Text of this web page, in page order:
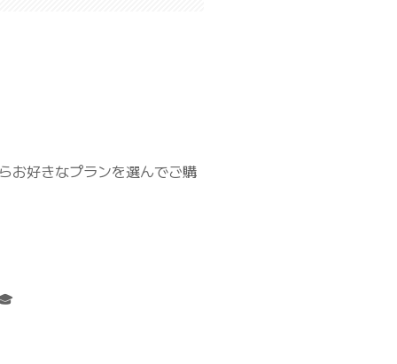
お好きなプランを選んでご購